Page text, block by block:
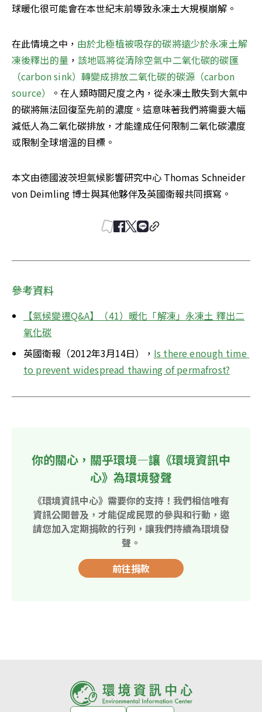
球暖化很可能會在本世紀末前導致永凍土大規模崩解。
在此情境之中， 由於北極植被吸存的碳將遠少於永凍土解
凍後釋出的量 ， 該地區將從清除空氣中二氧化碳的碳匯
（carbon sink）轉變成排放二氧化碳的碳源（carbon
source）
。在人類時間尺度之內，從永凍土散失到大氣中
的碳將無法回復至先前的濃度。這意味著我們將需要大幅
減低人為二氧化碳排放，才能達成任何限制二氧化碳濃度
或限制全球增溫的目標。
本文由德國波茨坦氣候影響研究中心 Thomas Schneider
von Deimling 博士與其他夥伴及英國衛報共同撰寫。
參考資料
【氣候變遷Q&A】（41）暖化「解凍」永凍土 釋出二
氧化碳
英國衛報（2012年3月14日）， Is there enough time
to prevent widespread thawing of permafrost?
你的關心，關乎環境—讓《環境資訊中
心》為環境發聲
《環境資訊中心》需要你的支持！我們相信唯有
資訊公開普及，才能促成民眾的參與和行動，邀
請您加入定期捐款的行列，讓我們持續為環境發
聲。
前往捐款